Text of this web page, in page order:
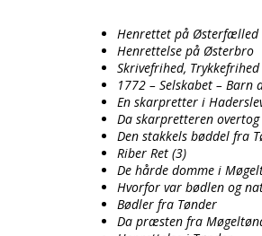
Henrettet på Østerfælled
Henrettelse på Østerbro
Skrivefrihed,
1772 – Selskabet – Barn
En skarpretter i
Da skarpretteren
Den stakkels bøddel fra
Riber Ret (3)
De hårde domme i
Hvorfor var bødlen og
Bødler fra Tønder
Da præsten fra